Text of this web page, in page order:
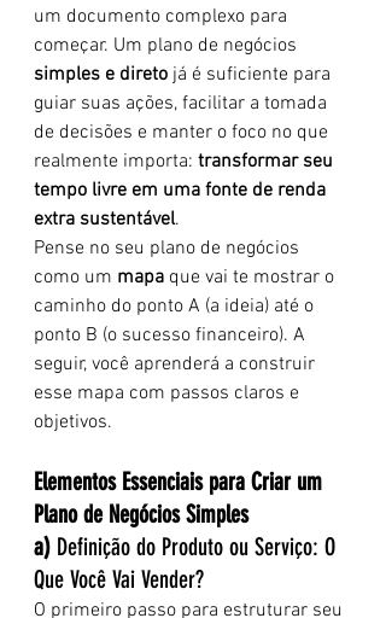
um documento complexo para
começar. Um plano de negócios
simples e direto já é suficiente para
guiar suas ações, facilitar a tomada
de decisões e manter o foco no que
realmente importa: transformar seu
tempo livre em uma fonte de renda
extra sustentável.
Pense no seu plano de negócios
como um mapa que vai te mostrar o
caminho do ponto A (a ideia) até o
ponto B (o sucesso financeiro). A
seguir, você aprenderá a construir
esse mapa com passos claros e
objetivos.
Elementos Essenciais para Criar um
Plano de Negócios Simples
a) Definição do Produto ou Serviço: O
Que Você Vai Vender?
O primeiro passo para estruturar seu